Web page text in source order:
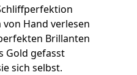
Hand verlesen
Brillanten
Gold gefasst
sich selbst.